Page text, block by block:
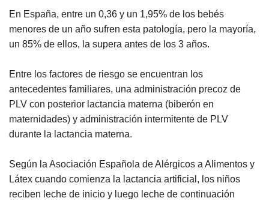
En España, entre un 0,36 y un 1,95% de los bebés
menores de un año sufren esta patología, pero la mayoría,
un 85% de ellos, la supera antes de los 3 años.
Entre los factores de riesgo se encuentran los
antecedentes familiares, una administración precoz de
PLV con posterior lactancia materna (biberón en
maternidades) y administración intermitente de PLV
durante la lactancia materna.
Según la Asociación Española de Alérgicos a Alimentos y
Látex cuando comienza la lactancia artificial, los niños
reciben leche de inicio y luego leche de continuación